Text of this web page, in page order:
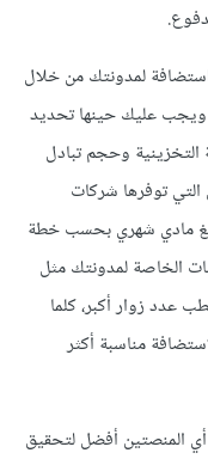
لمدونتك من خلال
ويجب عليك حينها تحديد
التخزينية وحجم تبادل
التي توفرها شركات
مادي شهري بحسب خطة
الخاصة لمدونتك مثل
عدد زوار أكبر، كلما
مناسبة أكثر
المنصتين أفضل لتحقيق